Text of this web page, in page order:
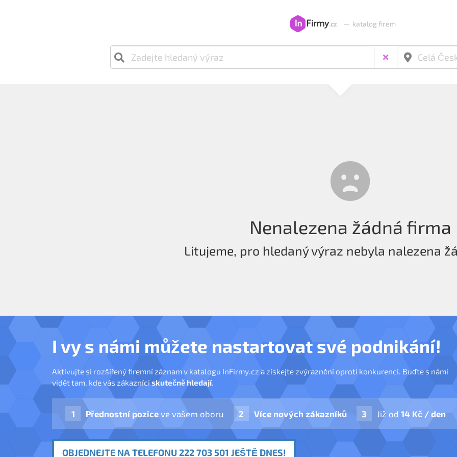
— katalog firem
Nenalezena žádná firma
Litujeme, pro hledaný výraz nebyla nalezena
I vy s námi můžete nastartovat své podnikání!
Aktivujte si rozšířený firemní záznam v katalogu InFirmy.cz a získejte zvýraznění oproti konkurenci. Buďte s námi
vidět tam, kde vás zákazníciskutečně hledají.
Přednostní pozice ve vašem oboru Více nových zákazníků Již od 14 Kč / den
OBJEDNEJTE NA TELEFONU 222 703 501 JEŠTĚ DNES!